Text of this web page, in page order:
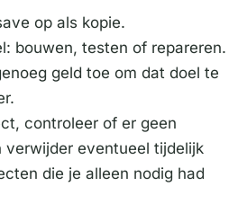
op als kopie.
bouwen, testen of repareren.
geld toe om dat doel te
controleer of er geen
verwijder eventueel tijdelijk
die je alleen nodig had